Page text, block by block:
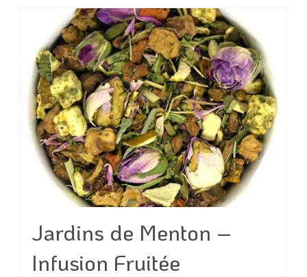
20,00€
a
plusieurs
variations.
Les
options
peuvent
être
choisies
sur
la
page
produit
Jardins de Menton –
Infusion Fruitée